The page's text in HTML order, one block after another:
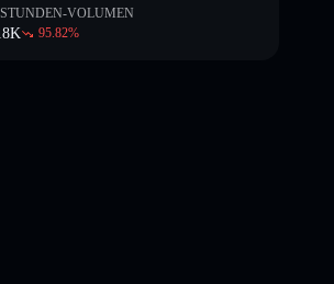
VOLUMEN
95.82%